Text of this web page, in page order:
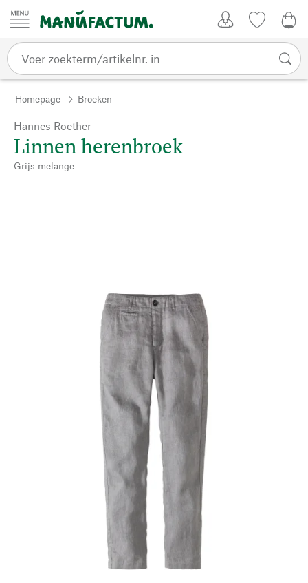
Passer au contenu
Homepage Broeken
Hannes Roether
Linnen herenbroek
Grijs melange